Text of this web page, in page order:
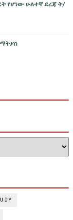
የሆነው ሁለተኛ ደረጃ ት/